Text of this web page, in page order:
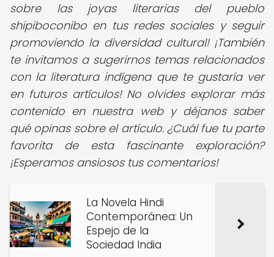
sobre las joyas literarias del pueblo
shipiboconibo en tus redes sociales y seguir
promoviendo la diversidad cultural! ¡También
te invitamos a sugerirnos temas relacionados
con la literatura indígena que te gustaría ver
en futuros artículos! No olvides explorar más
contenido en nuestra web y déjanos saber
qué opinas sobre el artículo. ¿Cuál fue tu parte
favorita de esta fascinante exploración?
¡Esperamos ansiosos tus comentarios!
La Novela Hindi
Contemporánea: Un
Espejo de la
Sociedad India